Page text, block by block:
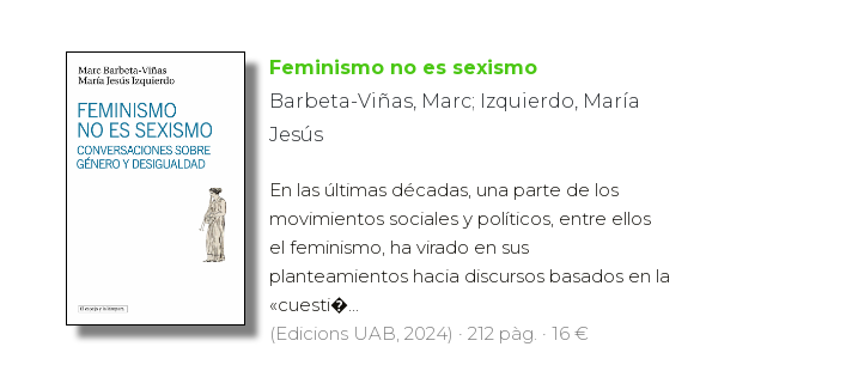
Feminismo no es sexismo
Barbeta-Viñas, Marc; Izquierdo, María
Jesús
En las últimas décadas, una parte de los
movimientos sociales y políticos, entre ellos
el feminismo, ha virado en sus
planteamientos hacia discursos basados en la
«cuesti�...
(Edicions UAB, 2024) · 212 pàg. · 16 €